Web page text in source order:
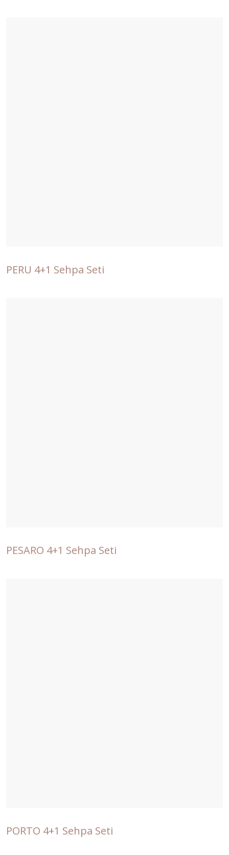
PERU 4+1 Sehpa Seti
PESARO 4+1 Sehpa Seti
PORTO 4+1 Sehpa Seti